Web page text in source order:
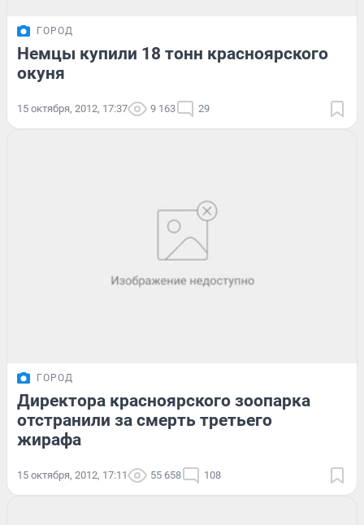
ГОРОД
Немцы купили 18 тонн красноярского
окуня
15 октября, 2012, 17:37 9 163 29
ГОРОД
Директора красноярского зоопарка
отстранили за смерть третьего
жирафа
15 октября, 2012, 17:11 55 658 108